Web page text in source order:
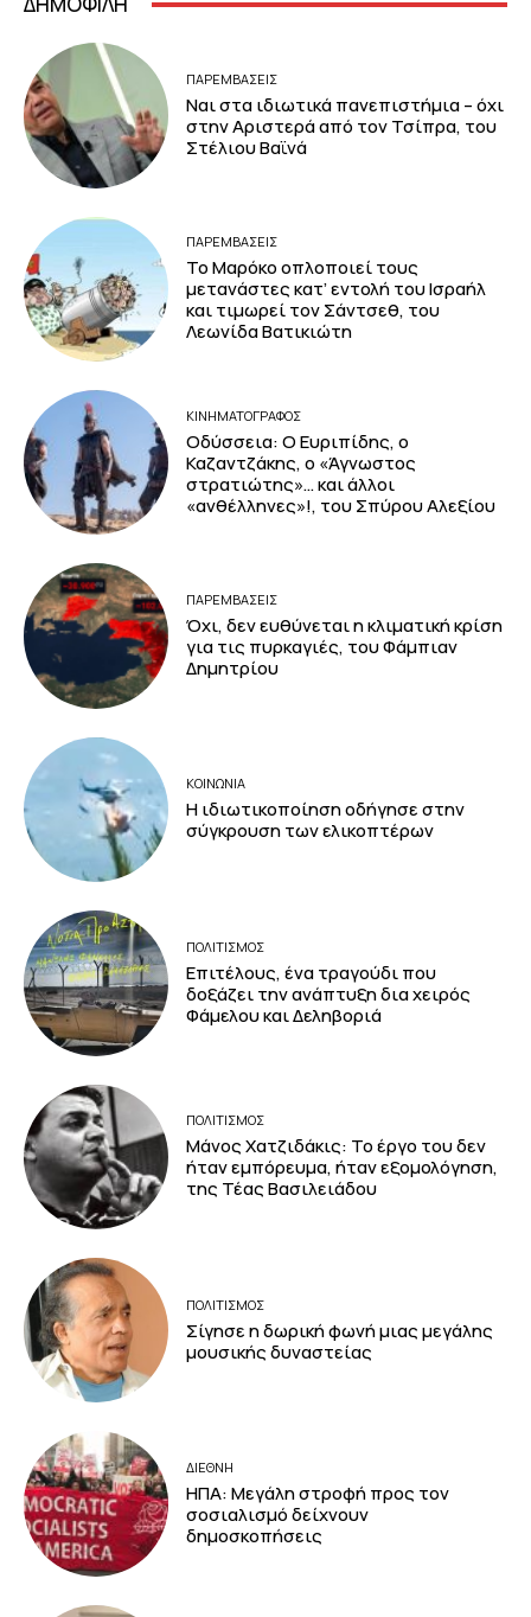
ΠΑΡΕΜΒΑΣΕΙΣ
Ναι στα ιδιωτικά πανεπιστήμια – όχι
στην Αριστερά από τον Τσίπρα, του
Στέλιου Βαϊνά
ΠΑΡΕΜΒΑΣΕΙΣ
Το Μαρόκο οπλοποιεί τους
μετανάστες κατ’ εντολή του Ισραήλ
και τιμωρεί τον Σάντσεθ, του
Λεωνίδα Βατικιώτη
ΚΙΝΗΜΑΤΟΓΡΆΦΟΣ
Οδύσσεια: Ο Ευριπίδης, ο
Καζαντζάκης, ο «Άγνωστος
στρατιώτης»… και άλλοι
«ανθέλληνες»!, του Σπύρου Αλεξίου
ΠΑΡΕΜΒΑΣΕΙΣ
Όχι, δεν ευθύνεται η κλιματική κρίση
για τις πυρκαγιές, του Φάμπιαν
Δημητρίου
ΚΟΙΝΩΝΙΑ
Η ιδιωτικοποίηση οδήγησε στην
σύγκρουση των ελικοπτέρων
ΠΟΛΙΤΙΣΜΟΣ
Επιτέλους, ένα τραγούδι που
δοξάζει την ανάπτυξη δια χειρός
Φάμελου και Δεληβοριά
ΠΟΛΙΤΙΣΜΟΣ
Μάνος Χατζιδάκις: Το έργο του δεν
ήταν εμπόρευμα, ήταν εξομολόγηση,
της Τέας Βασιλειάδου
ΠΟΛΙΤΙΣΜΟΣ
Σίγησε η δωρική φωνή μιας μεγάλης
μουσικής δυναστείας
ΔΙΕΘΝΗ
ΗΠΑ: Μεγάλη στροφή προς τον
σοσιαλισμό δείχνουν
δημοσκοπήσεις